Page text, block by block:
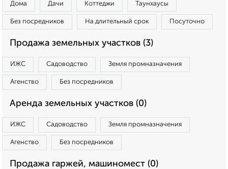
Дома Дачи Коттеджи Таунхаусы
Без посредников На длительный срок Посуточно
Продажа земельных участков (3)
ИЖС Садоводство Земля промназначения
Агенство Без посредников
Аренда земельных участков (0)
ИЖС Садоводство Земля промназначения
Агенство Без посредников
Продажа гаржей, машиномест (0)